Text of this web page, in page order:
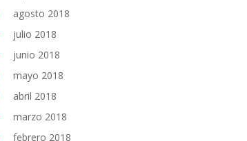
agosto 2018
julio 2018
junio 2018
mayo 2018
abril 2018
marzo 2018
febrero 2018